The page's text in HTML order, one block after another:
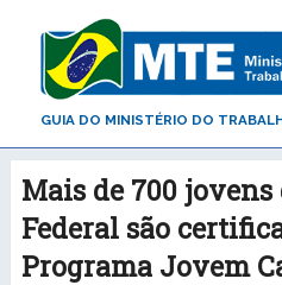
GUIA DO MINISTÉRIO DO
Mais de 700
Federal são
Programa Jovem